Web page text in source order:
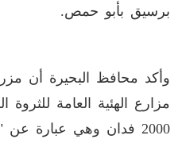
برسيق بأبو حمص.
وأكد محافظ البحيرة أن
مزارع الهئية العامة للثروة
2000 فدان وهي